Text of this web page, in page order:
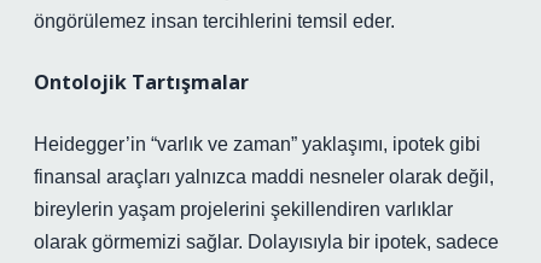
öngörülemez insan tercihlerini temsil eder.
Ontolojik Tartışmalar
Heidegger’in “varlık ve zaman” yaklaşımı, ipotek gibi
finansal araçları yalnızca maddi nesneler olarak değil,
bireylerin yaşam projelerini şekillendiren varlıklar
olarak görmemizi sağlar. Dolayısıyla bir ipotek, sadece